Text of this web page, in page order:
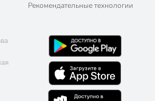
Рекомендательные технологии